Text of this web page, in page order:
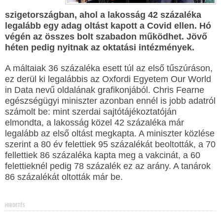
szigetországban, ahol a lakosság 42 százaléka
legalább egy adag oltást kapott a Covid ellen. Hó
végén az összes bolt szabadon működhet. Jövő
héten pedig nyitnak az oktatási intézmények.
A máltaiak 36 százaléka esett túl az első tűszúráson,
ez derül ki legalábbis az Oxfordi Egyetem Our World
in Data nevű oldalának grafikonjából. Chris Fearne
egészségügyi miniszter azonban ennél is jobb adatról
számolt be: mint szerdai sajtótájékoztatóján
elmondta, a lakosság közel 42 százaléka már
legalább az első oltást megkapta. A miniszter közlése
szerint a 80 év felettiek 95 százalékát beoltották, a 70
fellettiek 86 százaléka kapta meg a vakcinát, a 60
felettieknél pedig 78 százalék ez az arány. A tanárok
86 százalékát oltották már be.
HIRDETÉS